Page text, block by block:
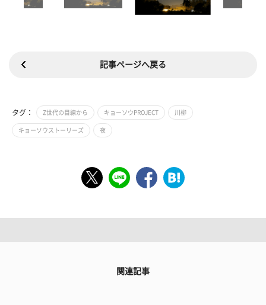
記事ページへ戻る
タグ： Z世代の目線から キョーソウPROJECT 川柳
キョーソウストーリーズ 夜
関連記事